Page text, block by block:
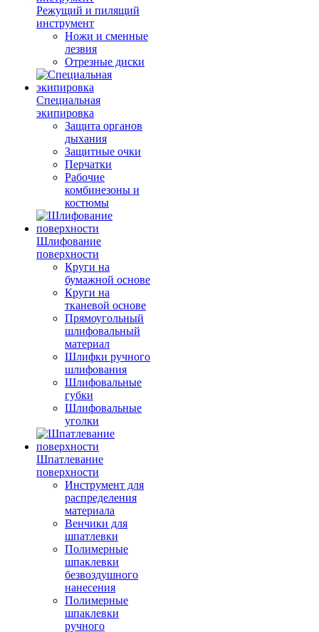
Режущий и пилящий
инструмент
Ножи и сменные
лезвия
Отрезные диски
Специальная
экипировка
Защита органов
дыхания
Защитные очки
Перчатки
Рабочие
комбинезоны и
костюмы
Шлифование
поверхности
Круги на
бумажной основе
Круги на
тканевой основе
Прямоугольный
шлифовальный
материал
Шлифки ручного
шлифования
Шлифовальные
губки
Шлифовальные
уголки
Шпатлевание
поверхности
Инструмент для
распределения
материала
Венчики для
шпатлевки
Полимерные
шпаклевки
безвоздушного
нанесения
Полимерные
шпаклевки
ручного